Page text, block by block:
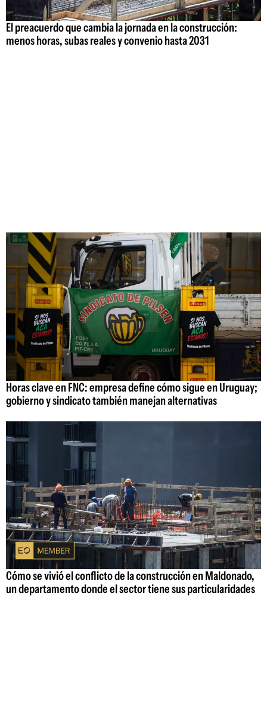
El preacuerdo que cambia la jornada en la construcción:
menos horas, subas reales y convenio hasta 2031
Horas clave en FNC: empresa define cómo sigue en Uruguay;
gobierno y sindicato también manejan alternativas
Cómo se vivió el conflicto de la construcción en Maldonado,
un departamento donde el sector tiene sus particularidades